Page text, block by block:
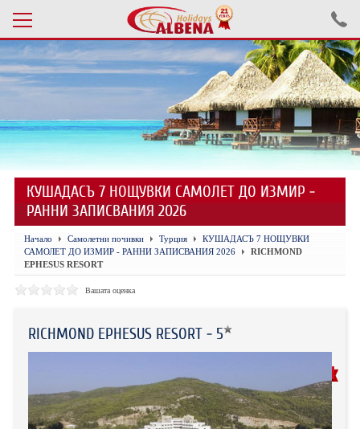
Проверка на резервация
ПОЧИВКИ С АВТОБУС 2026
ПОЧИВКИ СЪС САМОЛЕТ
ЕКСКУРЗИИ САМОЛЕТ
ЕКСКУРЗИИ АВТОБУС
БЪЛГАРИЯ
ХОТЕЛИ В ТУРЦИЯ
ТУРЦИЯ С КОЛА
НОВА ГОДИНА 2027
КУШАДАСЪ 7 НОЩУВКИ САМОЛЕТ ДО ИЗМИР -
РАННИ ЗАПИСВАНИЯ 2026
Начало Самолетни почивки Турция
КУШАДАСЪ 7 НОЩУВКИ
САМОЛЕТ ДО ИЗМИР - РАННИ ЗАПИСВАНИЯ 2026
RICHMOND
EPHESUS RESORT
Вашата оценка
RICHMOND EPHESUS RESORT - 5